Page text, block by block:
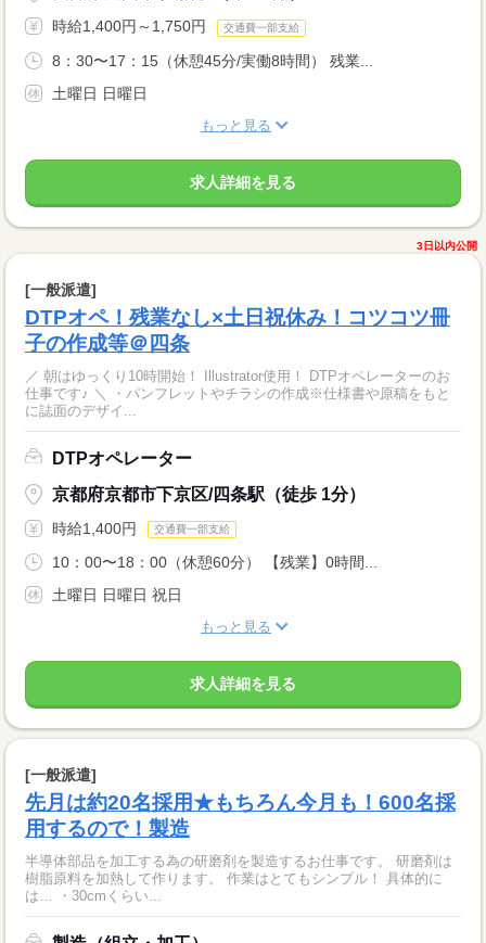
時給1,400円～1,750円 交通費一部支給
8：30〜17：15（休憩45分/実働8時間） 残業...
土曜日 日曜日
もっと見る
求人詳細を見る
3日以内公開
[一般派遣]
DTPオペ！残業なし×土日祝休み！コツコツ冊
子の作成等＠四条
／ 朝はゆっくり10時開始！ Illustrator使用！ DTPオペレーターのお
仕事です♪ ＼ ・パンフレットやチラシの作成※仕様書や原稿をもと
に誌面のデザイ...
DTPオペレーター
京都府京都市下京区/四条駅（徒歩 1分）
時給1,400円 交通費一部支給
10：00〜18：00（休憩60分） 【残業】0時間...
土曜日 日曜日 祝日
もっと見る
求人詳細を見る
[一般派遣]
先月は約20名採用★もちろん今月も！600名採
用するので！製造
半導体部品を加工する為の研磨剤を製造するお仕事です。 研磨剤は
樹脂原料を加熱して作ります。 作業はとてもシンプル！ 具体的に
は… ・30cmくらい...